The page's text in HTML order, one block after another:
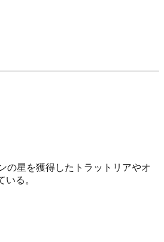
の星を獲得したトラットリアやオ
る。